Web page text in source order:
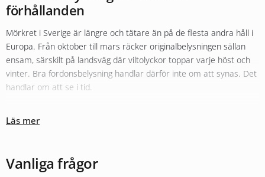
förhållanden
Mörkret i Sverige är längre och tätare än på de flesta andra håll i
Europa. Från oktober till mars räcker originalbelysningen sällan
ensam, särskilt på landsväg där viltolyckor toppar varje höst och
vinter. Bra fordonsbelysning handlar därför inte om att synas. Det
handlar om att se i tid.
konvertering
för bättre färgtemperatur och räckvidd. För längre
sträckor i mörker fyller
Läs mer
Vanliga frågor